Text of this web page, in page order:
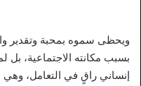
ويحظى سموه بمحبة وتقدير
بسبب مكانته الاجتماعية،
إنساني راقٍ في التعامل، وهي